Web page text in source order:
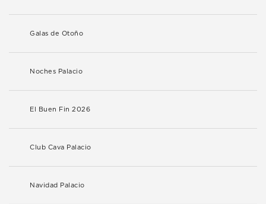
Galas de Otoño
Noches Palacio
El Buen Fin 2026
Club Cava Palacio
Navidad Palacio